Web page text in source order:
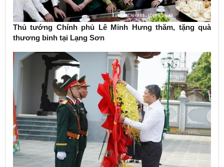
Thủ tướng Chính phủ Lê Minh Hưng thăm, tặng quà
thương binh tại Lạng Sơn